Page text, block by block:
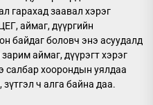
гарахад заавал хэрэг
аймаг, дүүргийн
байдаг боловч энэ асуудалд
аймаг, дүүрэгт хэрэг
салбар хоорондын уялдаа
зүтгэл ч алга байна даа.